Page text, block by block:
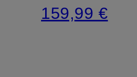
159,99 €